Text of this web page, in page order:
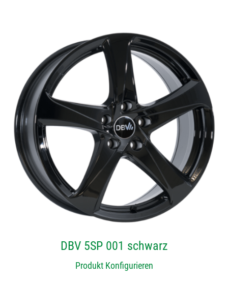
DBV 5SP 001 schwarz
Produkt Konfigurieren